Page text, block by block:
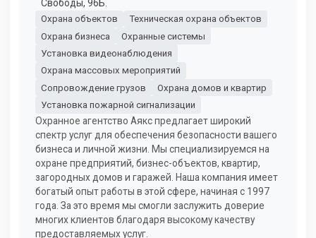
Свободы, 96Б.
Охрана объектов
Техническая охрана объектов
Охрана бизнеса
Охранные системы
Установка видеонаблюдения
Охрана массовых мероприятий
Сопровождение грузов
Охрана домов и квартир
Установка пожарной сигнализации
Охранное агентство Аякс предлагает широкий
спектр услуг для обеспечения безопасности вашего
бизнеса и личной жизни. Мы специализируемся на
охране предприятий, бизнес-объектов, квартир,
загородных домов и гаражей. Наша компания имеет
богатый опыт работы в этой сфере, начиная с 1997
года. За это время мы смогли заслужить доверие
многих клиентов благодаря высокому качеству
предоставляемых услуг.